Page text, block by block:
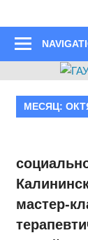
МЕСЯЦ:
мастер-